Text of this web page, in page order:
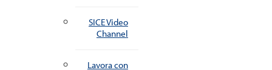
SICE Video
Channel
Lavora con